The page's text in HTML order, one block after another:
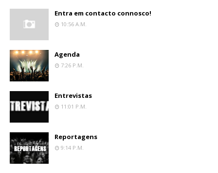
Entra em contacto connosco!
10:56 A.m.
Agenda
7:26 P.m.
Entrevistas
11:01 P.m.
Reportagens
9:14 P.m.